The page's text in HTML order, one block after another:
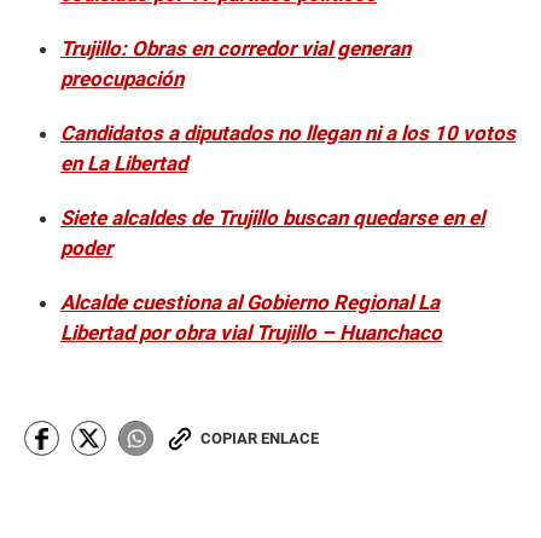
Trujillo: Obras en corredor vial generan
preocupación
Candidatos a diputados no llegan ni a los 10 votos
en La Libertad
Siete alcaldes de Trujillo buscan quedarse en el
poder
Alcalde cuestiona al Gobierno Regional La
Libertad por obra vial Trujillo – Huanchaco
COPIAR ENLACE